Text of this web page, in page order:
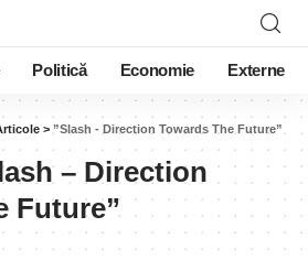
Politică Economie Externe
> ”Slash - Direction Towards The Future”
– Direction
Future”